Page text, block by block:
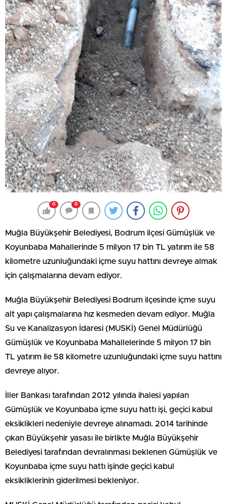
0 0
Muğla Büyükşehir Belediyesi, Bodrum ilçesi Gümüşlük ve
Koyunbaba Mahallerinde 5 milyon 17 bin TL yatırım ile 58
kilometre uzunluğundaki içme suyu hattını devreye almak
için çalışmalarına devam ediyor.
Muğla Büyükşehir Belediyesi Bodrum ilçesinde içme suyu
alt yapı çalışmalarına hız kesmeden devam ediyor. Muğla
Su ve Kanalizasyon İdaresi (MUSKİ) Genel Müdürlüğü
Gümüşlük ve Koyunbaba Mahallelerinde 5 milyon 17 bin
TL yatırım ile 58 kilometre uzunluğundaki içme suyu hattını
devreye alıyor.
İller Bankası tarafından 2012 yılında ihalesi yapılan
Gümüşlük ve Koyunbaba içme suyu hattı işi, geçici kabul
eksiklikleri nedeniyle devreye alınamadı. 2014 tarihinde
çıkan Büyükşehir yasası ile birlikte Muğla Büyükşehir
Belediyesi tarafından devralınması beklenen Gümüşlük ve
Koyunbaba içme suyu hattı işinde geçici kabul
eksikliklerinin giderilmesi bekleniyor.